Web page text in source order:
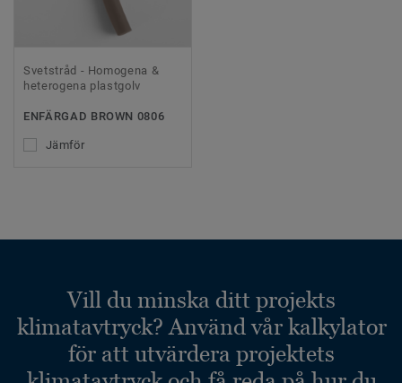
Svetstråd - Homogena &
heterogena plastgolv
ENFÄRGAD BROWN 0806
Jämför
Vill du minska ditt projekts
klimatavtryck? Använd vår kalkylator
för att utvärdera projektets